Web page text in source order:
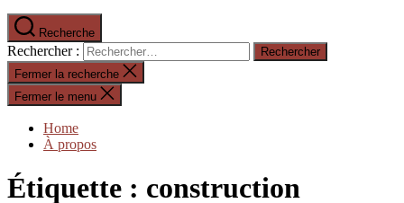
Recherche
Rechercher :
Fermer la recherche
Fermer le menu
Home
À propos
Étiquette : construction